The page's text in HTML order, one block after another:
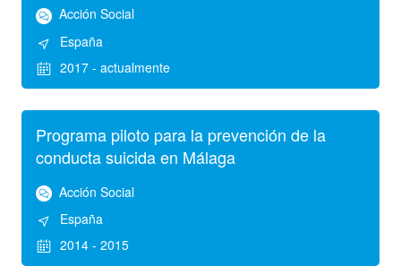
Acción Social
España
2017 - actualmente
Programa piloto para la prevención de la
conducta suicida en Málaga
Acción Social
España
2014 - 2015